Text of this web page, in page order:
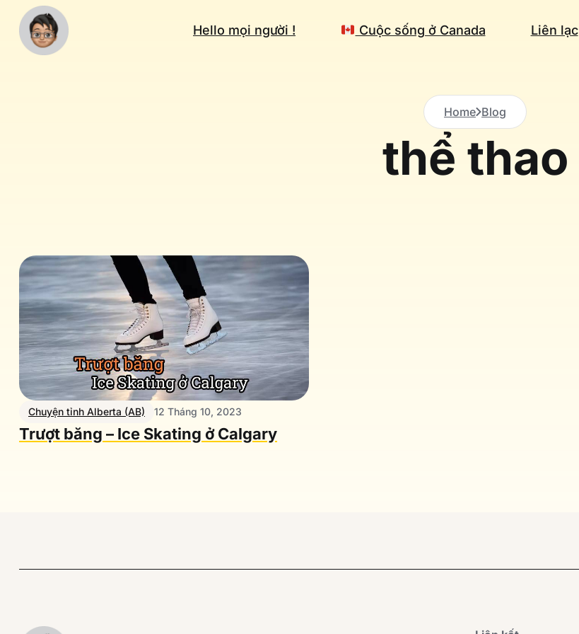
Hello mọi người ! Cuộc sống ở Canada Liên lạc
Home Blog
thể thao
Chuyện tỉnh Alberta (AB) 12 Tháng 10, 2023
Trượt băng – Ice Skating ở Calgary